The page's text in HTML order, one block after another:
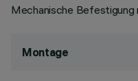
Mechanische Befestigung
Montage